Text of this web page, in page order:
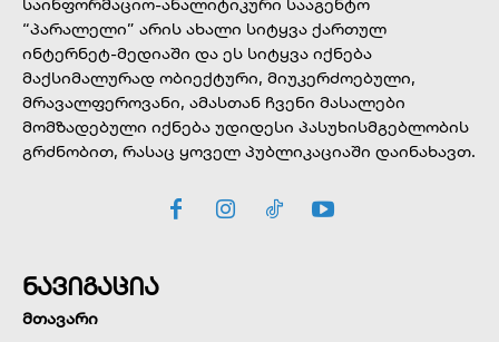
“პარალელი” არის ახალი სიტყვა ქართულ
ინტერნეტ-მედიაში და ეს სიტყვა იქნება
მაქსიმალურად ობიექტური, მიუკერძოებული,
მრავალფეროვანი, ამასთან ჩვენი მასალები
მომზადებული იქნება უდიდესი პასუხისმგებლობის
გრძნობით, რასაც ყოველ პუბლიკაციაში დაინახავთ.
ნავიგაცია
მთავარი